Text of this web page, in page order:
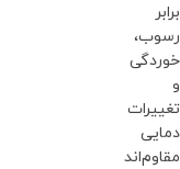
برابر
رسوب،
خوردگی
و
تغییرات
دمایی
مقاوم‌اند